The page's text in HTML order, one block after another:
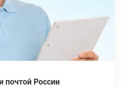
почтой России